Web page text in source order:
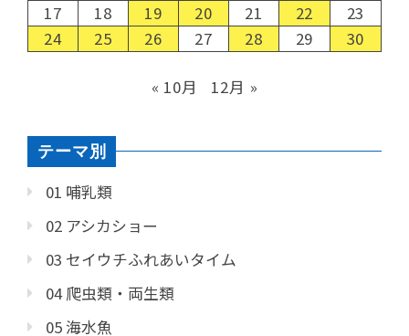
17
18 19 20 21 22
23
24
25 26 27 28 29 30
« 10月 12月 »
テーマ別
01 哺乳類
02 アシカショー
03 セイウチふれあいタイム
04 爬虫類・両生類
05 海水魚